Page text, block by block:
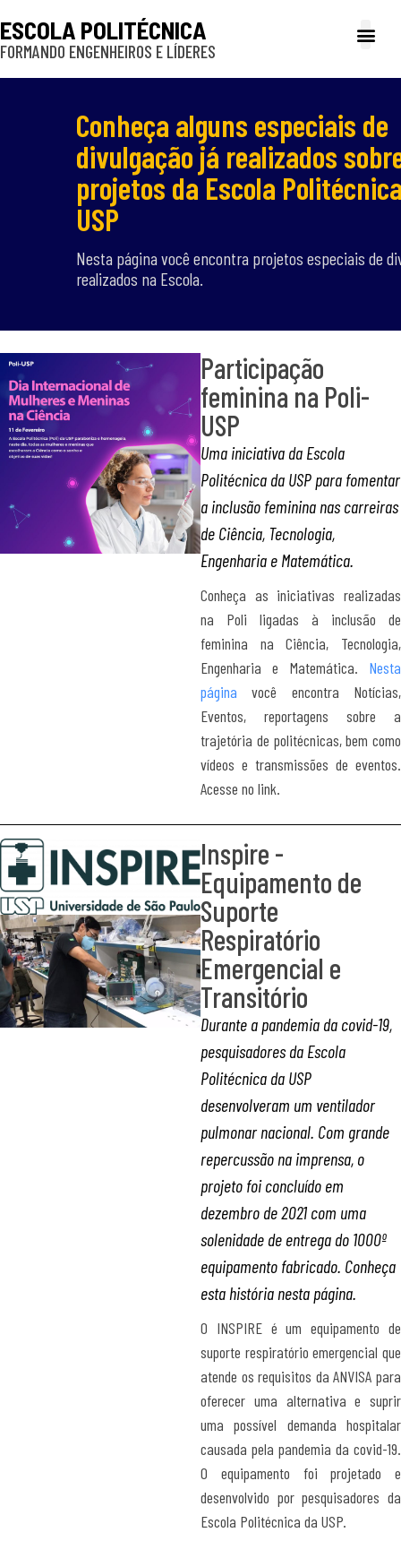
ESCOLA POLITÉCNICA
FORMANDO ENGENHEIROS E LÍDERES
Conheça alguns especiais de
divulgação já realizados
projetos da Escola
USP
Nesta página você encontra projetos especiais de
realizados na Escola.
Participação
feminina na Poli-
USP
Uma iniciativa da Escola
Politécnica da USP para fomentar
a inclusão feminina nas carreiras
de Ciência, Tecnologia,
Engenharia e Matemática.
Conheça as iniciativas realizadas
na Poli ligadas à inclusão de
feminina na Ciência, Tecnologia,
Engenharia e Matemática. Nesta
página você encontra Notícias,
Eventos, reportagens sobre a
trajetória de politécnicas, bem como
vídeos e transmissões de eventos.
Acesse no link.
Inspire -
Equipamento de
Suporte
Respiratório
Emergencial e
Transitório
Durante a pandemia da covid-19,
pesquisadores da Escola
Politécnica da USP
desenvolveram um ventilador
pulmonar nacional. Com grande
repercussão na imprensa, o
projeto foi concluído em
dezembro de 2021 com uma
solenidade de entrega do 1000º
equipamento fabricado. Conheça
esta história nesta página.
O INSPIRE é um equipamento de
suporte respiratório emergencial que
atende os requisitos da ANVISA para
oferecer uma alternativa e suprir
uma possível demanda hospitalar
causada pela pandemia da covid-19.
O equipamento foi projetado e
desenvolvido por pesquisadores da
Escola Politécnica da USP.